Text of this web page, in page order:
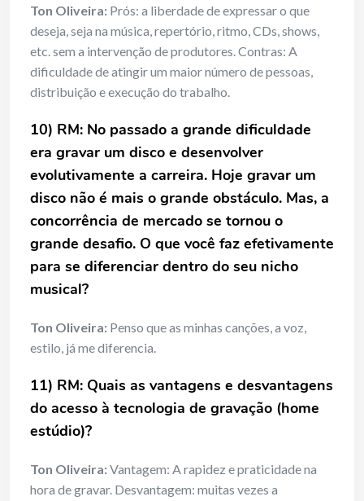
Ton Oliveira: Prós: a liberdade de expressar o que
deseja, seja na música, repertório, ritmo, CDs, shows,
etc. sem a intervenção de produtores. Contras: A
dificuldade de atingir um maior número de pessoas,
distribuição e execução do trabalho.
10) RM: No passado a grande dificuldade
era gravar um disco e desenvolver
evolutivamente a carreira. Hoje gravar um
disco não é mais o grande obstáculo. Mas, a
concorrência de mercado se tornou o
grande desafio. O que você faz efetivamente
para se diferenciar dentro do seu nicho
musical?
Ton Oliveira: Penso que as minhas canções, a voz,
estilo, já me diferencia.
11) RM: Quais as vantagens e desvantagens
do acesso à tecnologia de gravação (home
estúdio)?
Ton Oliveira:Vantagem: A rapidez e praticidade na
hora de gravar. Desvantagem: muitas vezes a